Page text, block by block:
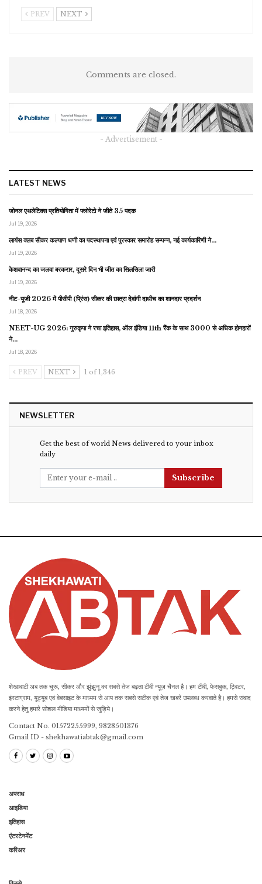
PREV NEXT
Comments are closed.
- Advertisement -
LATEST NEWS
जोनल एथलेटिक्स प्रतियोगिता में फ्लोरेटो ने जीते 35 पदक
Jul 19, 2026
लायंस क्लब सीकर कल्याण धणी का पदस्थापना एवं पुरस्कार समारोह सम्पन्न, नई कार्यकारिणी ने…
Jul 19, 2026
केशवानन्द का जलवा बरकरार, दूसरे दिन भी जीत का सिलसिला जारी
Jul 19, 2026
नीट-यूजी 2026 में पीसीपी (प्रिंस) सीकर की छात्रा देवांगी दाधीच का शानदार प्रदर्शन
Jul 18, 2026
NEET-UG 2026: गुरुकृपा ने रचा इतिहास, ऑल इंडिया 11th रैंक के साथ 3000 से अधिक होनहारों
ने…
Jul 18, 2026
PREV NEXT 1 of 1,346
NEWSLETTER
Get the best of world News delivered to your inbox
daily
Subscribe
शेखावाटी अब तक चूरू, सीकर और झुंझुनू का सबसे तेज बढ़ता टीवी न्यूज़ चैनल है। हम टीवी, फेसबुक, ट्विटर,
इंस्टाग्राम, यूट्यूब एवं वेबसाइट के माध्यम से आप तक सबसे सटीक एवं तेज खबरें उपलब्ध करवाते है। हमसे संवाद
करने हेतु हमारे सोशल मीडिया माध्यमों से जुड़िये।
Contact No. 01572255999, 9828501376
Gmail ID - shekhawatiabtak@gmail.com
अपराध
आइडिया
इतिहास
एंटरटेनमेंट
करिअर